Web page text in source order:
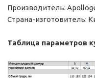
Производитель:
Страна-изготовитель:
Таблица параметров